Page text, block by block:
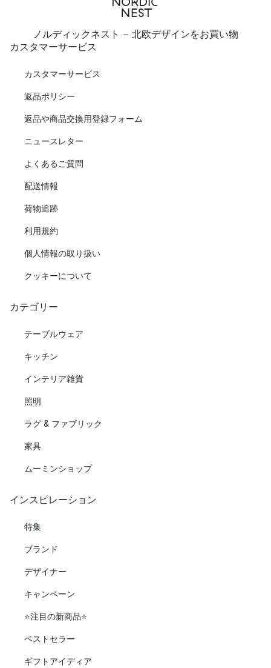
ノルディックネスト - 北欧デザインをお買い物
カスタマーサービス
カスタマーサービス
返品ポリシー
返品や商品交換用登録フォーム
ニュースレター
よくあるご質問
配送情報
荷物追跡
利用規約
個人情報の取り扱い
クッキーについて
カテゴリー
テーブルウェア
キッチン
インテリア雑貨
照明
ラグ & ファブリック
家具
ムーミンショップ
インスピレーション
特集
ブランド
デザイナー
キャンペーン
⭐️注目の新商品⭐️
ベストセラー
ギフトアイディア